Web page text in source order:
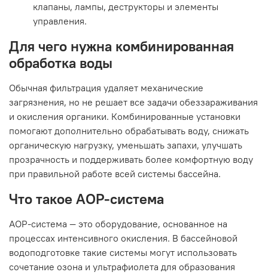
клапаны, лампы, деструкторы и элементы
управления.
Для чего нужна комбинированная
обработка воды
Обычная фильтрация удаляет механические
загрязнения, но не решает все задачи обеззараживания
и окисления органики. Комбинированные установки
помогают дополнительно обрабатывать воду, снижать
органическую нагрузку, уменьшать запахи, улучшать
прозрачность и поддерживать более комфортную воду
при правильной работе всей системы бассейна.
Что такое АОР-система
АОР-система — это оборудование, основанное на
процессах интенсивного окисления. В бассейновой
водоподготовке такие системы могут использовать
сочетание озона и ультрафиолета для образования